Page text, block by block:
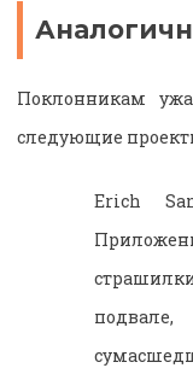
Поклонникам
следующие
Erich